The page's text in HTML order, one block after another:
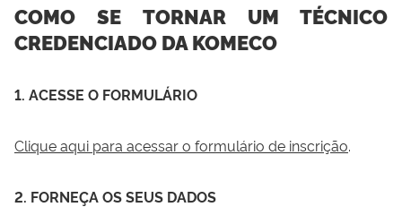
COMO SE TORNAR UM TÉCNICO
CREDENCIADO DA KOMECO
1. ACESSE O FORMULÁRIO
Clique aqui para acessar o formulário de inscrição.
2. FORNEÇA OS SEUS DADOS